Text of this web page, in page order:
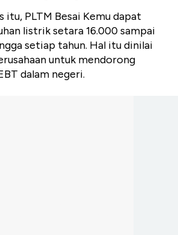
itu, PLTM Besai Kemu dapat
listrik setara 16.000 sampai
setiap tahun. Hal itu dinilai
untuk mendorong
dalam negeri.